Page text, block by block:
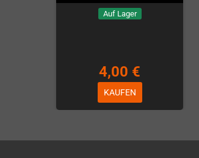
Auf Lager
4,00 €
KAUFEN